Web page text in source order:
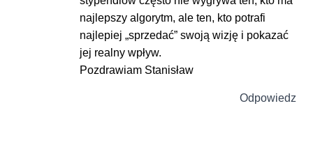
najlepszy algorytm, ale ten, kto potrafi
najlepiej „sprzedać” swoją wizję i pokazać
jej realny wpływ.
Pozdrawiam Stanisław
Odpowiedz